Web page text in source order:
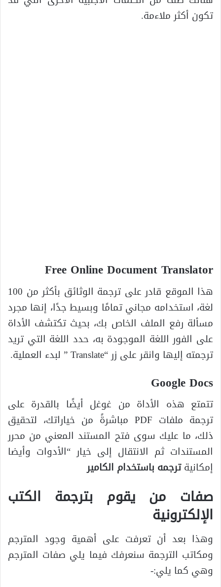
تكون أكثر ملاءمة.
Free Online Document Translator
هذا الموقع قادر على ترجمة الوثائق بأكثر من 100
لغة، استخدامه مجاني تمامًا وبسيط جدًا، إنها مجرد
مسألة رفع الملف الخاص بك، بحيث تكتشف الأداة
على الفور اللغة الموجودة به، حدد اللغة التي تريد
ترجمته إليها وانقر على زر “Translate ” لبدء العملية.
Google Docs
تتمتع هذه الأداة من غوغل أيضًا بالقدرة على
ترجمة ملفات PDF مباشرةً من خياراتك، لتحقيق
ذلك، ما عليك سوى فتح المستند المعني من محرر
المستندات ثم الانتقال إلى خيار “الأدوات وأيضا
إمكانيةترجمه باستخدام الكامير
صفات من يقوم بترجمة الكتب
الإلكترونية
وهذا بعد أن تعرفت على أهمية وجود المترجم
ومكاتب الترجمة سنعرفك فيما يلي صفات المترجم
وهي كما يلي:-